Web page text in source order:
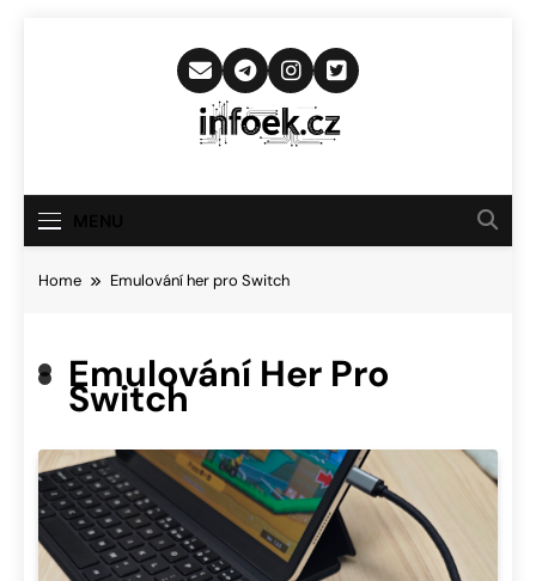
Infoek.cz
Novinkám
Home Emulování her pro Switch
Emulování Her Pro
Switch